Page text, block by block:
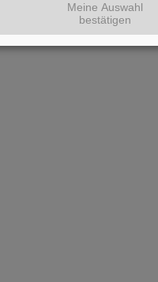
Meine Auswahl
bestätigen